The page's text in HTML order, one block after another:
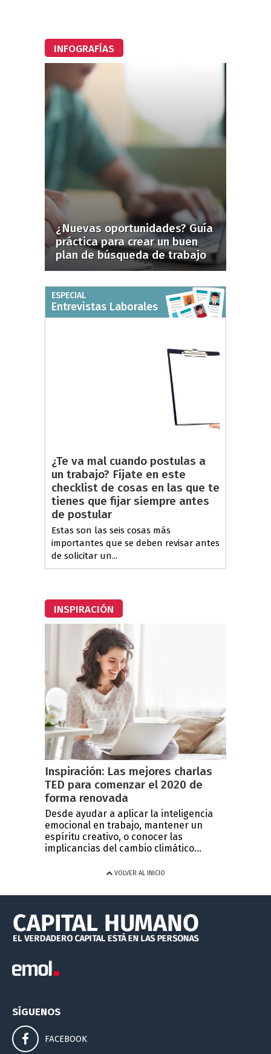
INFOGRAFÍAS
¿Nuevas oportunidades? Guía
práctica para crear un buen
plan de búsqueda de trabajo
ESPECIAL
Entrevistas Laborales
¿Te va mal cuando postulas a
un trabajo? Fíjate en este
checklist de cosas en las que te
tienes que fijar siempre antes
de postular
Estas son las seis cosas más
importantes que se deben revisar antes
de solicitar un...
INSPIRACIÓN
Inspiración: Las mejores charlas
TED para comenzar el 2020 de
forma renovada
Desde ayudar a aplicar la inteligencia
emocional en trabajo, mantener un
espíritu creativo, o conocer las
implicancias del cambio climático...
VOLVER AL INICIO
SÍGUENOS
FACEBOOK